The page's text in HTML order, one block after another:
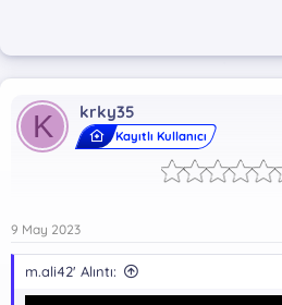
K krky35
Kayıtlı Kullanıcı
9 May 2023
m.ali42' Alıntı: